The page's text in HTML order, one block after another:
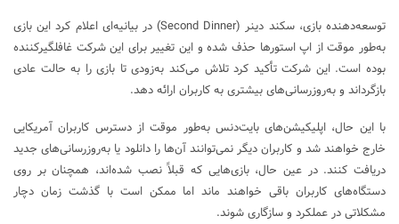
توسعه‌دهنده بازی، سکند دینر (Second Dinner) در بیانیه‌ای اعلام کرد این بازی
به‌طور موقت از اپ استورها حذف شده و این تغییر برای این شرکت غافلگیرکننده
بوده است. این شرکت تأکید کرد تلاش می‌کند به‌زودی تا بازی را به حالت عادی
بازگرداند و به‌روزرسانی‌های بیشتری به کاربران ارائه دهد.
با این حال، اپلیکیشن‌های بایت‌دنس به‌طور موقت از دسترس کاربران آمریکایی
خارج خواهند شد و کاربران دیگر نمی‌توانند آن‌ها را دانلود یا به‌روزرسانی‌های جدید
دریافت کنند. در عین حال، بازی‌هایی که قبلاً نصب شده‌اند، همچنان بر روی
دستگاه‌های کاربران باقی خواهند ماند اما ممکن است با گذشت زمان دچار
مشکلاتی در عملکرد و سازگاری شوند.